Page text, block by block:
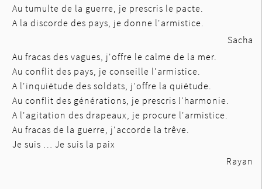
Au tumulte de la guerre, je prescris le pacte.
A la discorde des pays, je donne l'armistice.
Sacha
Au fracas des vagues, j'offre le calme de la mer.
Au conflit des pays, je conseille l'armistice.
A l'inquiétude des soldats, j'offre la quiétude.
Au conflit des générations, je prescris l'harmonie.
A l'agitation des drapeaux, je procure l'armistice.
Au fracas de la guerre, j'accorde la trêve.
Je suis … Je suis la paix
Rayan